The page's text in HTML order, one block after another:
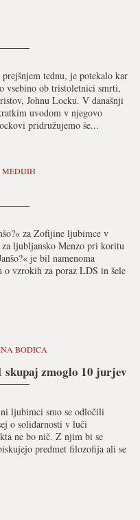
tednu, je potekalo kar
vsebino ob tristoletnici smrti,
Johnu Locku. V današnji
uvodom v njegovo
pridružujemo še...
MEDIJIH
za Zofijine ljubimce v
ljubljansko Menzo pri koritu
je bil namenoma
o vzrokih za poraz LDS in šele
BODICA
skupaj zmoglo 10 jurjev
ljubimci smo se odločili
o solidarnosti v luči
ne bo nič. Z njim bi se
predmet filozofija ali se